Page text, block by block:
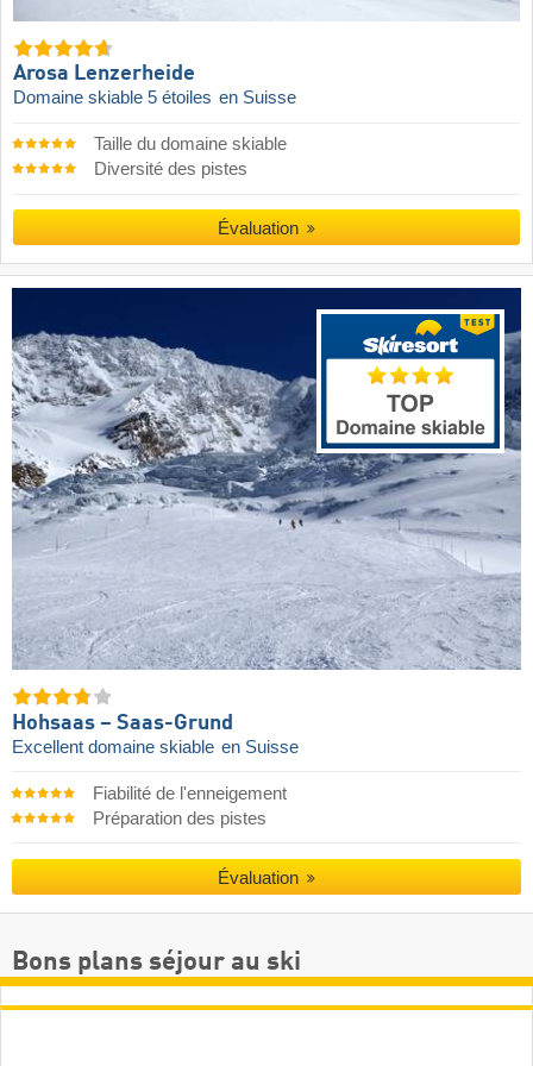
Arosa Lenzerheide
Domaine skiable 5 étoiles en Suisse
Taille du domaine skiable
Diversité des pistes
Évaluation
Hohsaas – Saas-Grund
Excellent domaine skiable en Suisse
Fiabilité de l'enneigement
Préparation des pistes
Évaluation
Bons plans séjour au ski